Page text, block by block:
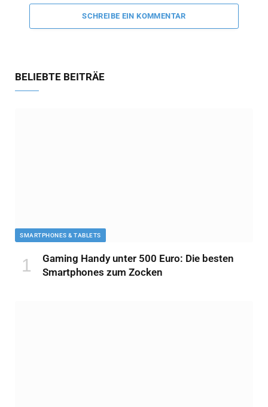
SCHREIBE EIN KOMMENTAR
BELIEBTE BEITRÄE
SMARTPHONES & TABLETS
Gaming Handy unter 500 Euro: Die besten
Smartphones zum Zocken